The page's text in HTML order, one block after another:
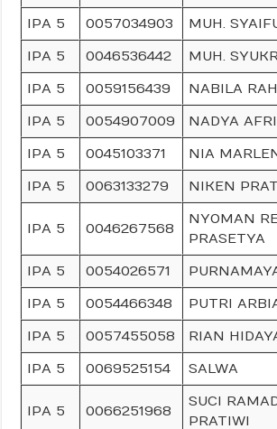
IPA 5
0057034903
MUH.
IPA 5
0046536442
MUH.
IPA 5
0059156439
NABILA
IPA 5
0054907009
NADYA
IPA 5
0045103371
NIA
IPA 5
0063133279 NIKEN
IPA 5 0046267568
NYOMAN
PRASETYA
IPA 5
0054026571
IPA 5
0054466348
PUTRI
IPA 5
0057455058
RIAN
IPA 5
0069525154 SALWA
IPA 5 0066251968
SUCI
PRATIWI